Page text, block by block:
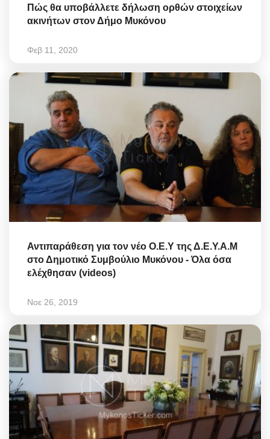
Πώς θα υποβάλλετε δήλωση ορθών στοιχείων
ακινήτων στον Δήμο Μυκόνου
Φεβ 11, 2020
Αντιπαράθεση για τον νέο Ο.Ε.Υ της Δ.Ε.Υ.Α.Μ
στο Δημοτικό Συμβούλιο Μυκόνου - Όλα όσα
ελέχθησαν (videos)
Νοε 26, 2019